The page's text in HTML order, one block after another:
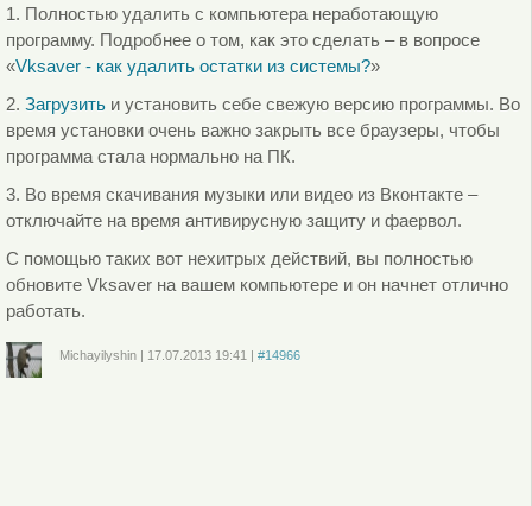
1. Полностью удалить с компьютера неработающую
программу. Подробнее о том, как это сделать – в вопросе
«Vksaver - как удалить остатки из системы?»
2. Загрузитьи установить себе свежую версию программы. Во
время установки очень важно закрыть все браузеры, чтобы
программа стала нормально на ПК.
3. Во время скачивания музыки или видео из Вконтакте –
отключайте на время антивирусную защиту и фаервол.
С помощью таких вот нехитрых действий, вы полностью
обновите Vksaver на вашем компьютере и он начнет отлично
работать.
Michayilyshin| 17.07.2013 19:41 | #14966